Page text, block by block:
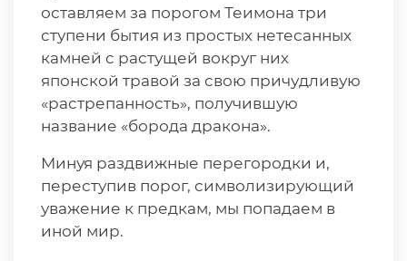
оставляем за порогом Теимона три
ступени бытия из простых нетесанных
камней с растущей вокруг них
японской травой за свою причудливую
«растрепанность», получившую
название «борода дракона».
Минуя раздвижные перегородки и,
переступив порог, символизирующий
уважение к предкам, мы попадаем в
иной мир.